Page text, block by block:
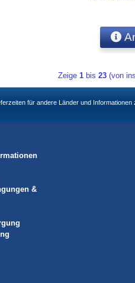
Zeige1 bis23 (von
für andere Länder und
&